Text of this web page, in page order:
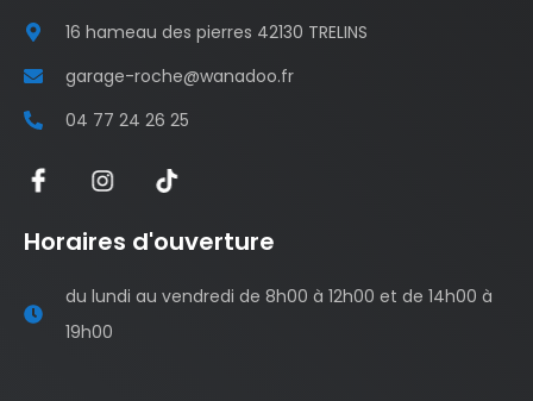
16 hameau des pierres 42130 TRELINS
garage-roche@wanadoo.fr
04 77 24 26 25
Horaires d'ouverture
du lundi au vendredi de 8h00 à 12h00 et de 14h00 à
19h00